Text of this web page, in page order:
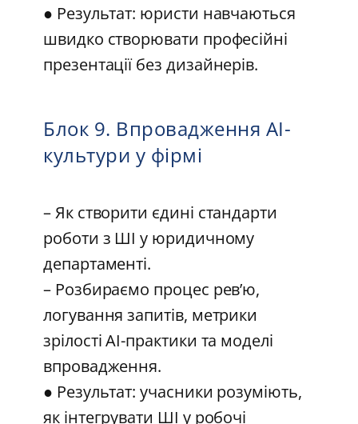
● Результат: юристи навчаються
швидко створювати професійні
презентації без дизайнерів.
Блок 9. Впровадження AI-
культури у фірмі
– Як створити єдині стандарти
роботи з ШІ у юридичному
департаменті.
– Розбираємо процес рев’ю,
логування запитів, метрики
зрілості AI-практики та моделі
впровадження.
● Результат: учасники розуміють,
як інтегрувати ШІ у робочі